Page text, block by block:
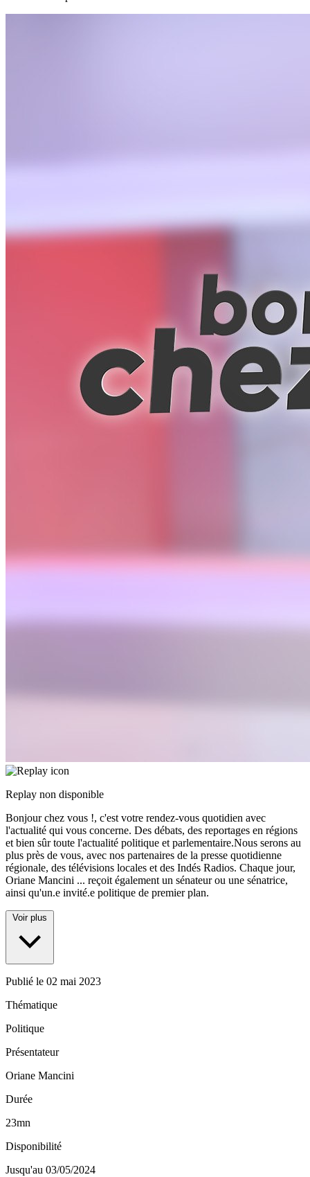
Replay non disponible
Bonjour chez vous !, c'est votre rendez-vous quotidien avec
l'actualité qui vous concerne. Des débats, des reportages en régions
et bien sûr toute l'actualité politique et parlementaire.Nous serons au
plus près de vous, avec nos partenaires de la presse quotidienne
régionale, des télévisions locales et des Indés Radios. Chaque jour,
Oriane Mancini ... reçoit également un sénateur ou une sénatrice,
ainsi qu'un.e invité.e politique de premier plan.
Voir plus
Publié le 02 mai 2023
Thématique
Politique
Présentateur
Oriane Mancini
Durée
23mn
Disponibilité
Jusqu'au 03/05/2024